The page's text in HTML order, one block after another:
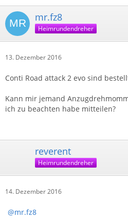
mr.fz8
Heimrundendreher
13. Dezember 2016
Conti Road attack 2 evo sind
Kann mir jemand
ich zu beachten habe mitteilen?
reverent
Heimrundendreher
14. Dezember 2016
mr.fz8